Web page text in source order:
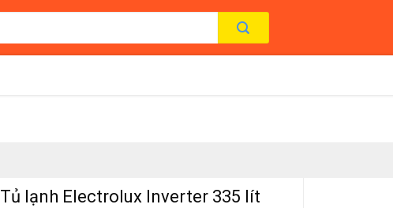
Tủ lạnh Electrolux Inverter 335 lít